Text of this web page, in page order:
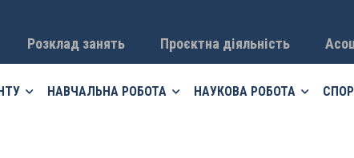
Розклад занять Проєктна діяльність
НАВЧАЛЬНА РОБОТА НАУКОВА РОБОТА